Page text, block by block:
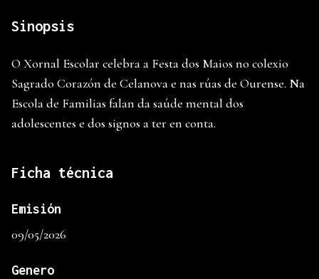
Sinopsis
O Xornal Escolar celebra a Festa dos Maios no colexio
Sagrado Corazón de Celanova e nas rúas de Ourense. Na
Escola de Familias falan da saúde mental dos
adolescentes e dos signos a ter en conta.
Ficha técnica
Emisión
09/05/2026
Genero